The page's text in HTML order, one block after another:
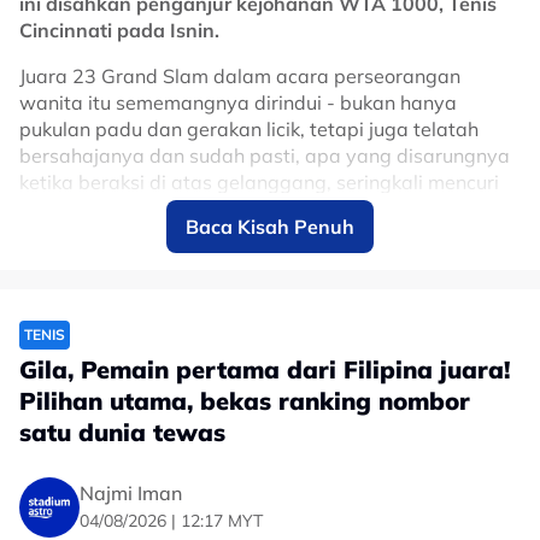
Cincinnati pada Isnin.
Juara 23 Grand Slam dalam acara perseorangan
wanita itu sememangnya dirindui - bukan hanya
pukulan padu dan gerakan licik, tetapi juga telatah
bersahajanya dan sudah pasti, apa yang disarungnya
ketika beraksi di atas gelanggang, seringkali mencuri
tumpuan dan dijadikan rujukan dalam fesyen.
Sepanjang tempoh 4 tahun Serena dalam mode
Serena - sedikit sebanyak, mengubati kerinduan
peminat dan mewarnai kejohanan tenis dunia.
Hasrat untuk menyaksikan Serena kembali beraksi
menjadi realiti apabila pemain berusia 44 tahun itu
bersama kakaknya, Venus Williams dalam acara
beregu.
Baca Kisah Penuh
TENIS
Gila, Pemain pertama dari Filipina juara!
Pilihan utama, bekas ranking nombor
satu dunia tewas
Najmi Iman
04/08/2026 | 12:17 MYT